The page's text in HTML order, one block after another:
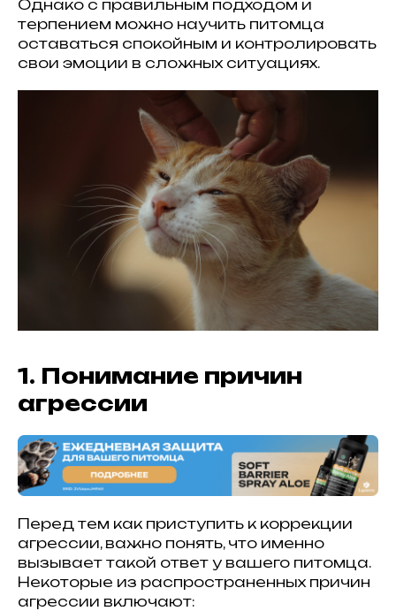
Однако с правильным подходом и
терпением можно научить питомца
оставаться спокойным и контролировать
свои эмоции в сложных ситуациях.
1. Понимание причин
агрессии
Перед тем как приступить к коррекции
агрессии, важно понять, что именно
вызывает такой ответ у вашего питомца.
Некоторые из распространенных причин
агрессии включают: